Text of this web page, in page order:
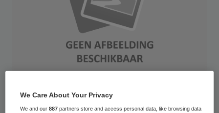
We Care About Your Privacy
We and our887 partners store and access personal data, like browsing data